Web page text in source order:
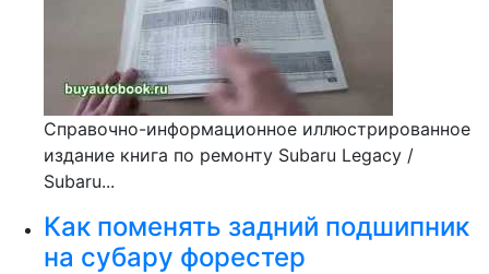
Справочно-информационное иллюстрированное
издание книга по ремонту Subaru Legacy /
Subaru...
Как поменять задний подшипник
на субару форестер